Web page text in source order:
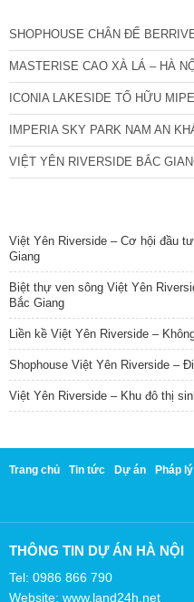
SHOPHOUSE CHÂN ĐẾ
MASTERISE CAO XÀ LÁ – HÀ
ICONIA LAKESIDE TỐ HỮU
IMPERIA SKY PARK NAM AN
VIỆT YÊN RIVERSIDE BẮC
Việt Yên Riverside – Cơ hội đầu
Giang
Biệt thự ven sông Việt Yên
Bắc Giang
Liền kề Việt Yên Riverside –
Shophouse Việt Yên Riverside –
Việt Yên Riverside – Khu đô thị
Trang chủ Tin tức Dự án Pháp lý
THÔNG TIN DỰ ÁN HÀ NỘI
Tel: 0986 866 790
Website: www.land24h.net